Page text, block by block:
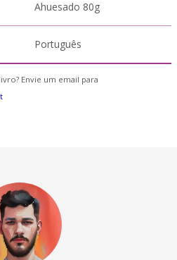
Ahuesado 80g
Português
Envie um email para